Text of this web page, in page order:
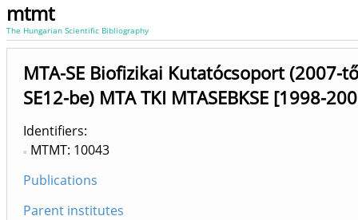
mtmt
The Hungarian Scientific Bibliography
MTA-SE Biofizikai Kutatócsoport (2007-
SE12-be) MTA TKI MTASEBKSE [1998-
Identifiers
MTMT: 10043
Publications
Parent institutes